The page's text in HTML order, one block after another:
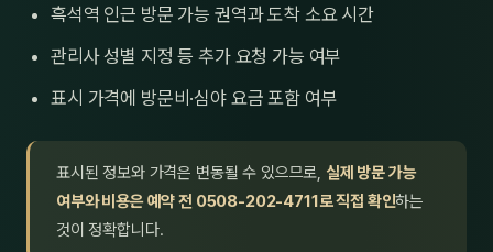
흑석역 인근 방문 가능 권역과 도착 소요 시간
관리사 성별 지정 등 추가 요청 가능 여부
표시 가격에 방문비·심야 요금 포함 여부
표시된 정보와 가격은 변동될 수 있으므로, 실제 방문 가능
여부와 비용은 예약 전 0508-202-4711로 직접 확인하는
것이 정확합니다.